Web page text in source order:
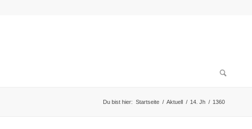
Du bist hier: Startseite / Aktuell / 14. Jh / 1360